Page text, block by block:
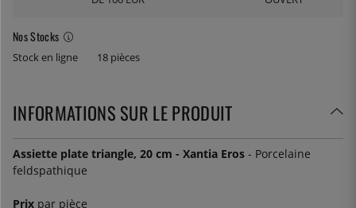
Nos Stocks
Stock en ligne 18 pièces
INFORMATIONS SUR LE PRODUIT
Assiette plate triangle, 20 cm - Xantia Eros - Porcelaine
feldspathique
Prix par pièce